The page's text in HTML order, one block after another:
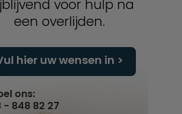
voor hulp na
een overlijden.
hier uw wensen in
ons:
- 848 82 27